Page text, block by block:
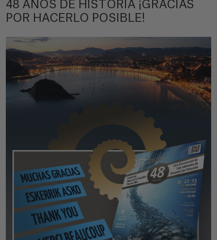
48 AÑOS DE HISTORIA ¡GRACIAS
POR HACERLO POSIBLE!